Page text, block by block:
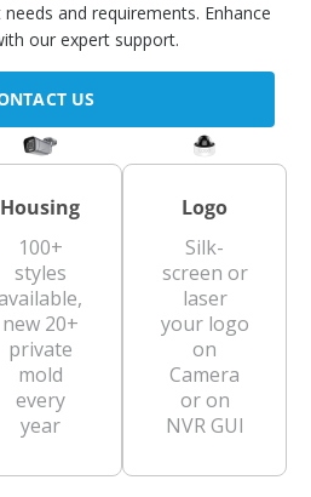
and requirements. Enhance
our expert support.
US
Housing
100+
styles
new 20+
private
mold
every
year
Logo
Silk-
screen or
laser
your logo
on
Camera
or on
NVR GUI